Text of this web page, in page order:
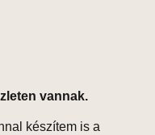
vannak.
készítem is a